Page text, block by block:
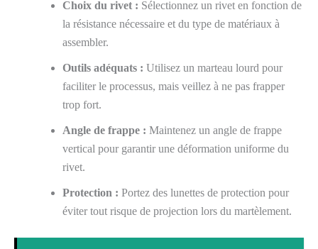
Choix du rivet : Sélectionnez un rivet en fonction de
la résistance nécessaire et du type de matériaux à
assembler.
Outils adéquats : Utilisez un marteau lourd pour
faciliter le processus, mais veillez à ne pas frapper
trop fort.
Angle de frappe : Maintenez un angle de frappe
vertical pour garantir une déformation uniforme du
rivet.
Protection : Portez des lunettes de protection pour
éviter tout risque de projection lors du martèlement.